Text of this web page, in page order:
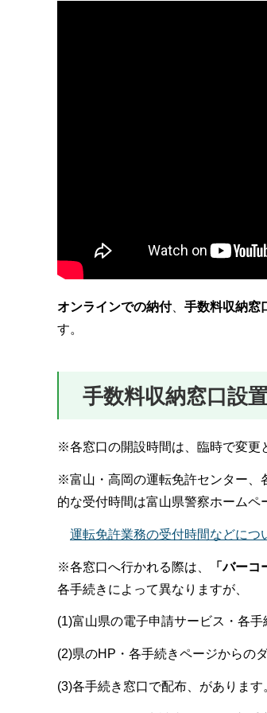
オンラインでの納付、 手数料収納窓
す。
手数料収納窓口設
※各窓口の開設時間は、臨時で変更
※富山・高岡の運転免許センター、
的な受付時間は富山県警察ホームペ
運転免許業務の受付時間などにつ
※各窓口へ行かれる際は、 「バー
各手続きによって異なりますが、
(1)富山県の電子申請サービス・各手
(2)県のHP・各手続きページからの
(3)各手続き窓口で配布、があります